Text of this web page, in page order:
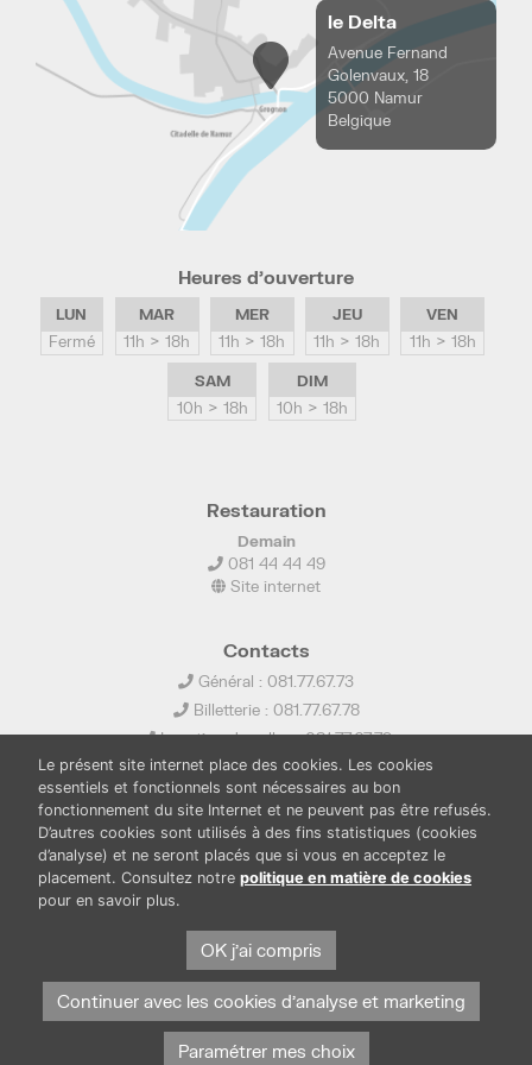
le Delta
Avenue Fernand
Golenvaux, 18
5000 Namur
Belgique
Heures d’ouverture
LUN
Fermé
MAR
11h > 18h
MER
11h > 18h
JEU
11h > 18h
VEN
11h > 18h
SAM
10h > 18h
DIM
10h > 18h
Restauration
Demain
081 44 44 49
Site internet
Contacts
Général : 081.77.67.73
Billetterie : 081.77.67.78
Location de salles : 081.77.67.79
info@ledelta.be
BOUTIQUE
Le présent site internet place des cookies. Les cookies
essentiels et fonctionnels sont nécessaires au bon
fonctionnement du site Internet et ne peuvent pas être refusés.
D’autres cookies sont utilisés à des fins statistiques (cookies
d’analyse) et ne seront placés que si vous en acceptez le
placement. Consultez notre politique en matière de cookies
pour en savoir plus.
OK j'ai compris
Continuer avec les cookies d'analyse et marketing
Paramétrer mes choix